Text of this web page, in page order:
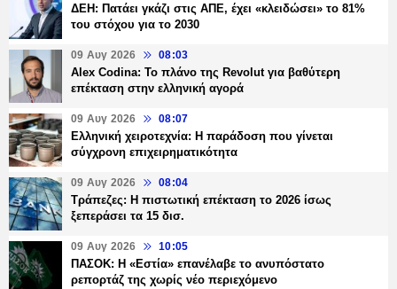
ΔΕΗ: Πατάει γκάζι στις ΑΠΕ, έχει «κλειδώσει» το 81%
του στόχου για το 2030
09 Αυγ 2026 08:03
Alex Codina: Το πλάνο της Revolut για βαθύτερη
επέκταση στην ελληνική αγορά
09 Αυγ 2026 08:07
Ελληνική χειροτεχνία: Η παράδοση που γίνεται
σύγχρονη επιχειρηματικότητα
09 Αυγ 2026 08:04
Τράπεζες: H πιστωτική επέκταση το 2026 ίσως
ξεπεράσει τα 15 δισ.
09 Αυγ 2026 10:05
ΠΑΣΟΚ: Η «Εστία» επανέλαβε το ανυπόστατο
ρεπορτάζ της χωρίς νέο περιεχόμενο